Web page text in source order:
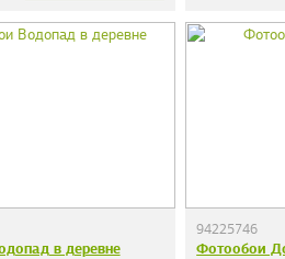
в деревне
94225746
Фотообои